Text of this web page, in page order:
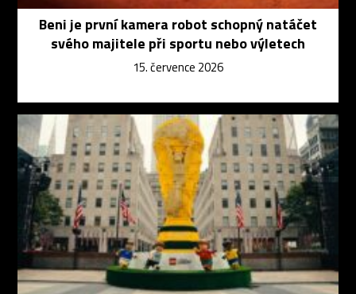
Beni je první kamera robot schopný natáčet
svého majitele při sportu nebo výletech
15. července 2026